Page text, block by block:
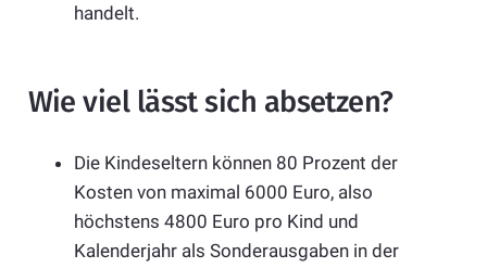
handelt.
Wie viel lässt sich absetzen?
Die Kindeseltern können 80 Prozent der
Kosten von maximal 6000 Euro, also
höchstens 4800 Euro pro Kind und
Kalenderjahr als Sonderausgaben in der